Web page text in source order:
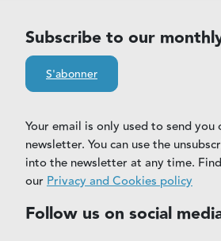
Subscribe to our
S'abonner
Your email is only used to send you
newsletter. You can use the
into the newsletter at any time.
our Privacy and Cookies policy
Follow us on social